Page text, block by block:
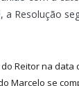
Resolução
Reitor na data
Marcelo se